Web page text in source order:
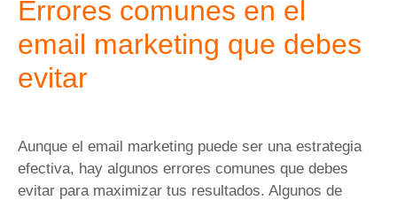
Errores comunes en el
email marketing que debes
evitar
Aunque el email marketing puede ser una estrategia
efectiva, hay algunos errores comunes que debes
evitar para maximizar tus resultados. Algunos de